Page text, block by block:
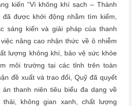
kiến “Vì không khí sạch – Thành
đã được khởi động nhằm tìm kiếm,
sáng kiến và giải pháp của thanh
nâng cao nhận thức về ô nhiễm
lượng không khí, bảo vệ sức khỏe
môi trường tại các tỉnh trên toàn
đề xuất và trao đổi, Quỹ đã quyết
thanh niên tiêu biểu đa dạng về
không gian xanh, chất lượng